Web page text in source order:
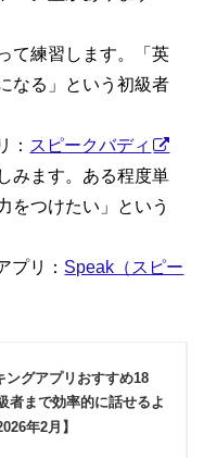
て練習します。「英
なる」という初級者
： スピークバディ
みます。ある程度単
をつけたい」という
プリ： Speak（スピー
ングアプリおすすめ18
者まで効率的に話せるよ
年2月】